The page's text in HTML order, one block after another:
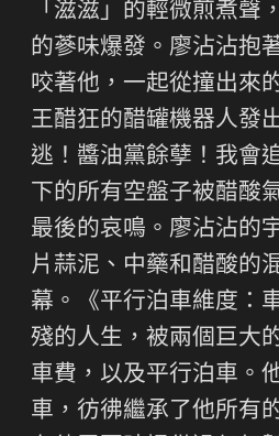
「滋滋」的輕微煎煮聲
的蔘味爆發。廖沾沾抱
咬著他，一起從撞出來
王醋狂的醋罐機器人發
逃！醬油黨餘孽！我會
下的所有空盤子被醋酸
最後的哀鳴。廖沾沾的
片蒜泥、中藥和醋酸的
幕。《平行泊車維度：
殘的人生，被兩個巨大
車費，以及平行泊車。
車，彷彿繼承了他所有